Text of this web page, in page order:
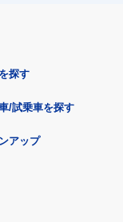
探す
/試乗車を探す
アップ